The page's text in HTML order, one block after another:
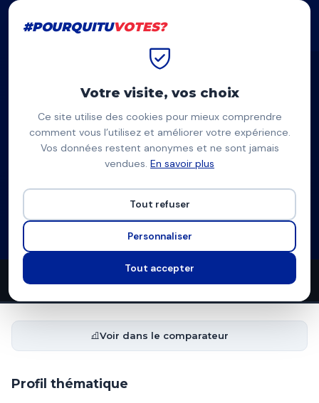
#POURQUITUVOTES?
AC
Anaïs Belouassa Cherifi
Liste de La France insoumise
28propositions11thèmes couverts10candidats en lice
Voir dans le comparateur
Profil thématique
#POURQUITUVOTES?
Votre visite, vos choix
Ce site utilise des cookies pour mieux comprendre
comment vous l’utilisez et améliorer votre expérience.
Vos données restent anonymes et ne sont jamais
vendues. En savoir plus
Tout refuser
Personnaliser
Tout accepter